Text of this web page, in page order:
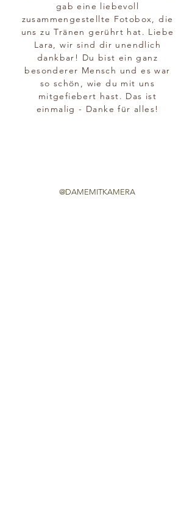
gab eine liebevoll
zusammengestellte Fotobox, die
uns zu Tränen gerührt hat. Liebe
Lara, wir sind dir unendlich
dankbar! Du bist ein ganz
besonderer Mensch und es war
so schön, wie du mit uns
mitgefiebert hast. Das ist
einmalig - Danke für alles!
@DAMEMITKAMERA